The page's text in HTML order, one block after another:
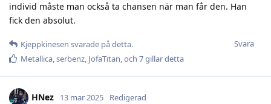
individ måste man också ta chansen när man får den. Han
fick den absolut.
Svara
Kjeppkinesen svarade på detta.
Metallica,serbenz, JofaTitan, och 7gillar detta
HNez 13 mar 2025 Redigerad